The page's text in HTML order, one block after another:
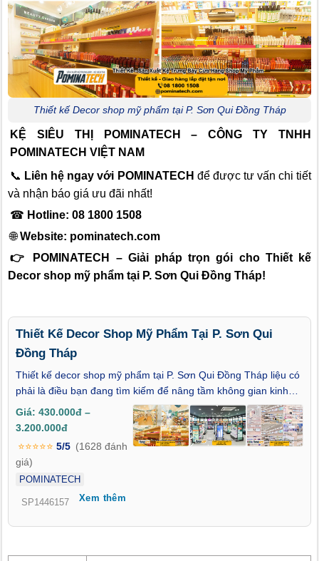
Thiết kế Decor shop mỹ phẩm tại P. Sơn Qui Đồng Tháp
KỆ SIÊU THỊ POMINATECH – CÔNG TY TNHH
POMINATECH VIỆT NAM
📞 Liên hệ ngay với POMINATECH để được tư vấn chi tiết
và nhận báo giá ưu đãi nhất!
☎ Hotline: 08 1800 1508
🌐Website: pominatech.com
👉 POMINATECH – Giải pháp trọn gói cho Thiết kế
Decor shop mỹ phẩm tại P. Sơn Qui Đồng Tháp!
Thiết Kế Decor Shop Mỹ Phẩm Tại P. Sơn Qui
Đồng Tháp
Thiết kế decor shop mỹ phẩm tại P. Sơn Qui Đồng Tháp liệu có
phải là điều bạn đang tìm kiếm để nâng tầm không gian kinh
doanh và tạo dấu ấn riêng biệt cho thương hiệu của mình?
Trong bối cảnh thị trường làm đẹp ngày càng phát triển tại
Đồng Tháp, một shop mỹ phẩm không chỉ cần sản phẩm chất
lượng mà còn đòi hỏi sự tinh tế trong cách bài trí, không gian
phải vừa cuốn hút, vừa tối ưu trải nghiệm khách hàng. Bài viết
này sẽ giúp bạn khám phá những định hướng thiết kế decor
thời thượng, kết hợp hài hòa giữa thẩm mỹ, công năng và bản
Giá: 430.000đ –
3.200.000đ
⭐⭐⭐⭐⭐ 5/5 (1628 đánh
giá)
POMINATECH
SP1446157 Xem thêm